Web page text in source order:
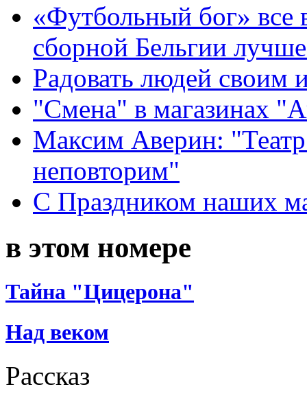
«Футбольный бог» все
сборной Бельгии
Радовать людей своим
"Смена" в магазинах
Максим Аверин:
неповторим"
С Праздником наших
в этом номере
Тайна "Цицерона"
Над веком
Рассказ